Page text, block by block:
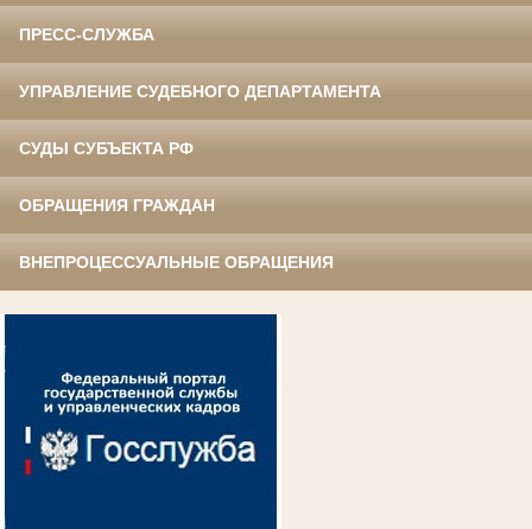
ПРЕСС-СЛУЖБА
УПРАВЛЕНИЕ СУДЕБНОГО ДЕПАРТАМЕНТА
СУДЫ СУБЪЕКТА РФ
ОБРАЩЕНИЯ ГРАЖДАН
ВНЕПРОЦЕССУАЛЬНЫЕ ОБРАЩЕНИЯ